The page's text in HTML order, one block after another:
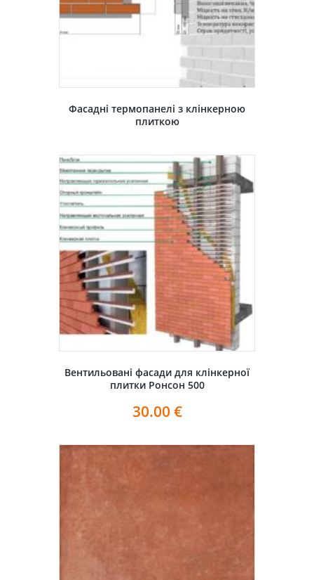
Фасадні термопанелі з клінкерною
плиткою
Вентильовані фасади для клінкерної
плитки Ронсон 500
30.00 €